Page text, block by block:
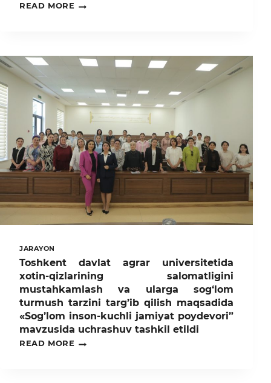
READ MORE
TOSHKENT
O’QITUVCHI
HAMDA
TALABALARI
ISHTIROKIDA
“PROMEAT
GROUP
CORP”
MCHJDA
”CHORVACHILIK
MAHSULOTLARINI
SAQLASH
VA
QAYTA
ISHLASH
TEXNOLOGIYASI”
SAYYOR
JARAYON
Toshkent davlat agrar universitetida
xotin-qizlarining salomatligini
mustahkamlash va ularga sog‘lom
turmush tarzini targ’ib qilish maqsadida
«Sog’lom inson-kuchli jamiyat poydevori”
mavzusida uchrashuv tashkil etildi
READ MORE
TOSHKENT